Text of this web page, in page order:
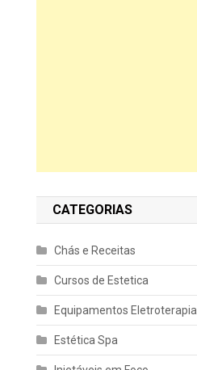
CATEGORIAS
Chás e Receitas
Cursos de Estetica
Equipamentos Eletroterapia
Estética Spa